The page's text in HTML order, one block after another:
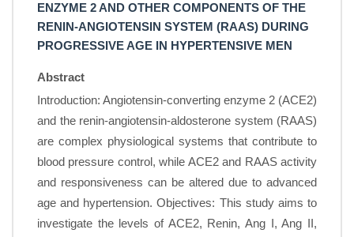
ENZYME 2 AND OTHER COMPONENTS OF THE
RENIN-ANGIOTENSIN SYSTEM (RAAS) DURING
PROGRESSIVE AGE IN HYPERTENSIVE MEN
Abstract
Introduction: Angiotensin-converting enzyme 2 (ACE2)
and the renin-angiotensin-aldosterone system (RAAS)
are complex physiological systems that contribute to
blood pressure control, while ACE2 and RAAS activity
and responsiveness can be altered due to advanced
age and hypertension. Objectives: This study aims to
investigate the levels of ACE2, Renin, Ang I, Ang II,